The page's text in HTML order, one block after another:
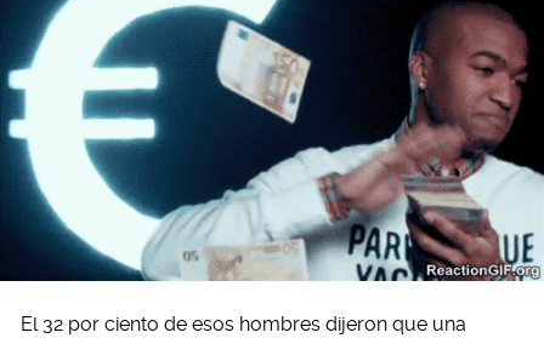
El 32 por ciento de esos hombres dijeron que una